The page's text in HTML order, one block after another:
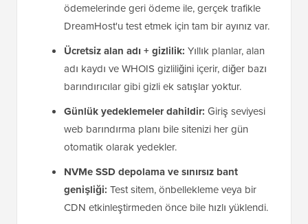
ödemelerinde geri ödeme ile, gerçek trafikle
DreamHost'u test etmek için tam bir ayınız var.
Ücretsiz alan adı + gizlilik: Yıllık planlar, alan
adı kaydı ve WHOIS gizliliğini içerir, diğer bazı
barındırıcılar gibi gizli ek satışlar yoktur.
Günlük yedeklemeler dahildir: Giriş seviyesi
web barındırma planı bile sitenizi her gün
otomatik olarak yedekler.
NVMe SSD depolama ve sınırsız bant
genişliği: Test sitem, önbellekleme veya bir
CDN etkinleştirmeden önce bile hızlı yüklendi.